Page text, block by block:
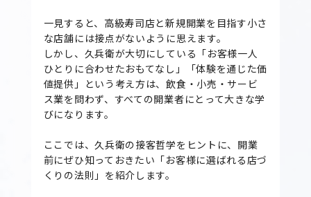
一見すると、高級寿司店と新規開業を目指す小さ
な店舗には接点がないように思えます。
しかし、久兵衛が大切にしている「お客様一人
ひとりに合わせたおもてなし」「体験を通じた価
値提供」という考え方は、飲食・小売・サービ
ス業を問わず、すべての開業者にとって大きな学
びになります。
ここでは、久兵衛の接客哲学をヒントに、開業
前にぜひ知っておきたい「お客様に選ばれる店づ
くりの法則」を紹介します。